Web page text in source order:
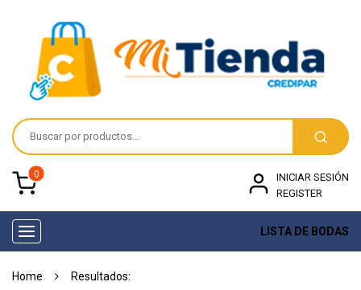
0
INICIAR SESIÓN
REGISTER
Toggle
navigation
LISTA DE BODAS
Home